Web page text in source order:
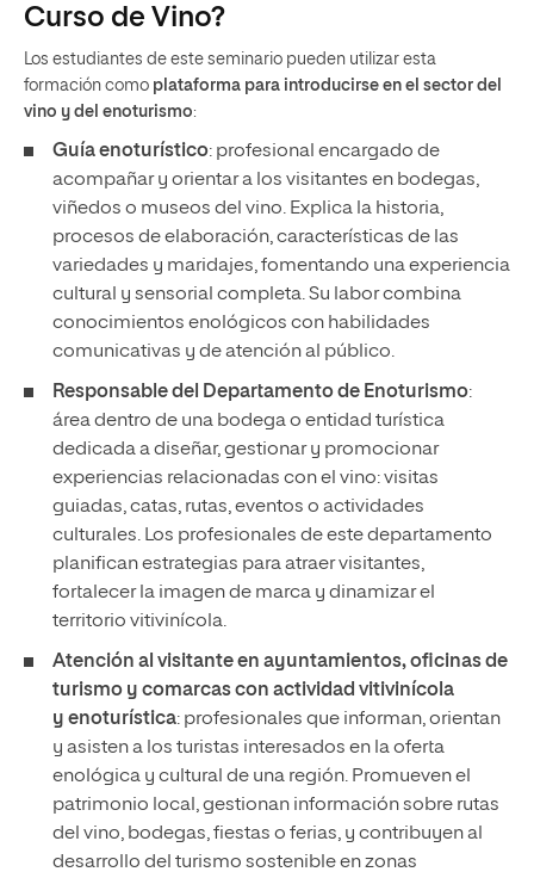
Curso de Vino?
Los estudiantes de este seminario pueden utilizar esta
formación como plataforma para introducirse en el sector del
vino y del enoturismo:
Guía enoturístico: profesional encargado de
acompañar y orientar a los visitantes en bodegas,
viñedos o museos del vino. Explica la historia,
procesos de elaboración, características de las
variedades y maridajes, fomentando una experiencia
cultural y sensorial completa. Su labor combina
conocimientos enológicos con habilidades
comunicativas y de atención al público.
Responsable del Departamento de Enoturismo:
área dentro de una bodega o entidad turística
dedicada a diseñar, gestionar y promocionar
experiencias relacionadas con el vino: visitas
guiadas, catas, rutas, eventos o actividades
culturales. Los profesionales de este departamento
planifican estrategias para atraer visitantes,
fortalecer la imagen de marca y dinamizar el
territorio vitivinícola.
Atención al visitante en ayuntamientos, oficinas de
turismo y comarcas con actividad vitivinícola
y enoturística: profesionales que informan, orientan
y asisten a los turistas interesados en la oferta
enológica y cultural de una región. Promueven el
patrimonio local, gestionan información sobre rutas
del vino, bodegas, fiestas o ferias, y contribuyen al
desarrollo del turismo sostenible en zonas